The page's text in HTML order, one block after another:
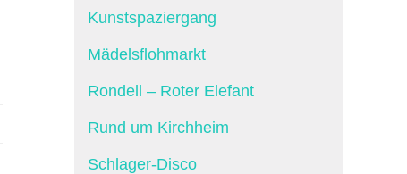
Kunstspaziergang
Mädelsflohmarkt
Rondell – Roter Elefant
Rund um Kirchheim
Schlager-Disco